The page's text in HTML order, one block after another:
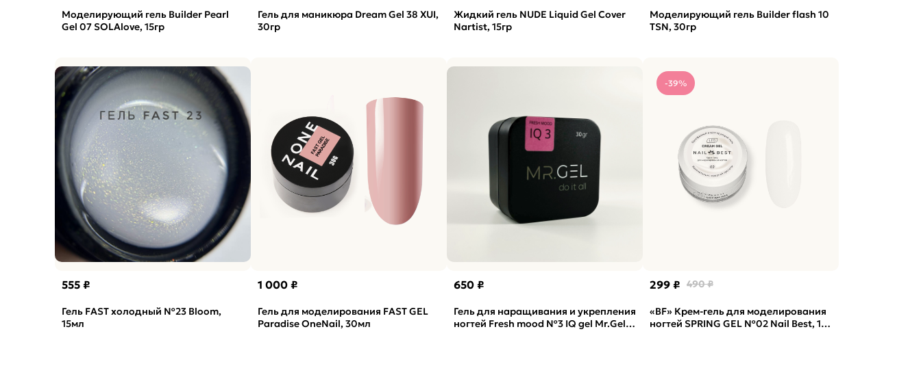
Моделирующий гель Builder Pearl
Gel 07 SOLAlove, 15гр
Гель для маникюра Dream Gel 38 XUI,
30гр
Жидкий гель NUDE Liquid Gel Cover
Nartist, 15гр
Моделирующий гель Builder flash 10
TSN, 30гр
555 ₽
Гель FAST холодный №23 Bloom,
15мл
1 000 ₽
Гель для моделирования FAST GEL
Paradise OneNail, 30мл
650 ₽
Гель для наращивания и укрепления
ногтей Fresh mood №3 IQ gel Mr.Gel,
-39%
299 ₽ 490 ₽
«BF» Крем-гель для моделирования
ногтей SPRING GEL №02 Nail Best, 15